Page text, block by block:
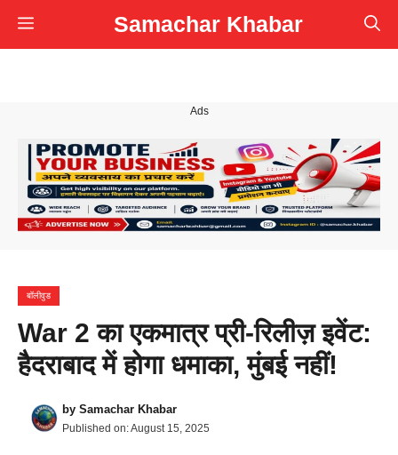
Skip
to
Samachar Khabar
Menu
Ads
बॉलीवुड
War 2 का एकमात्र प्री-रिलीज़ इवेंट:
हैदराबाद में होगा धमाका, मुंबई नहीं!
by Samachar Khabar
Published on:August 15, 2025